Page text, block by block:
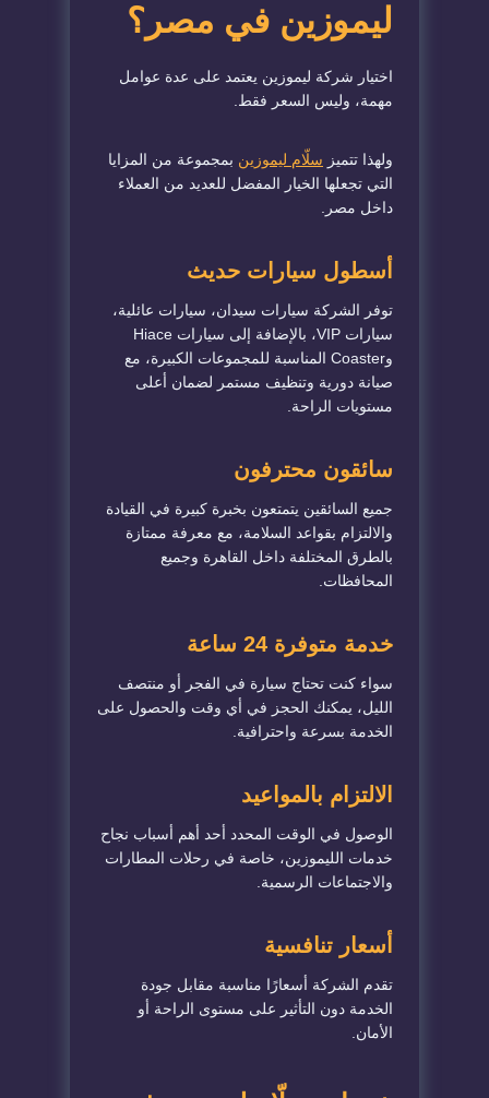
ليموزين في مصر؟
اختيار شركة ليموزين يعتمد على عدة عوامل
مهمة، وليس السعر فقط.
ولهذا تتميز سلّام ليموزين بمجموعة من المزايا
التي تجعلها الخيار المفضل للعديد من العملاء
داخل مصر.
أسطول سيارات حديث
توفر الشركة سيارات سيدان، سيارات عائلية،
سيارات VIP، بالإضافة إلى سيارات Hiace
وCoaster المناسبة للمجموعات الكبيرة، مع
صيانة دورية وتنظيف مستمر لضمان أعلى
مستويات الراحة.
سائقون محترفون
جميع السائقين يتمتعون بخبرة كبيرة في القيادة
والالتزام بقواعد السلامة، مع معرفة ممتازة
بالطرق المختلفة داخل القاهرة وجميع
المحافظات.
خدمة متوفرة 24 ساعة
سواء كنت تحتاج سيارة في الفجر أو منتصف
الليل، يمكنك الحجز في أي وقت والحصول على
الخدمة بسرعة واحترافية.
الالتزام بالمواعيد
الوصول في الوقت المحدد أحد أهم أسباب نجاح
خدمات الليموزين، خاصة في رحلات المطارات
والاجتماعات الرسمية.
أسعار تنافسية
تقدم الشركة أسعارًا مناسبة مقابل جودة
الخدمة دون التأثير على مستوى الراحة أو
الأمان.